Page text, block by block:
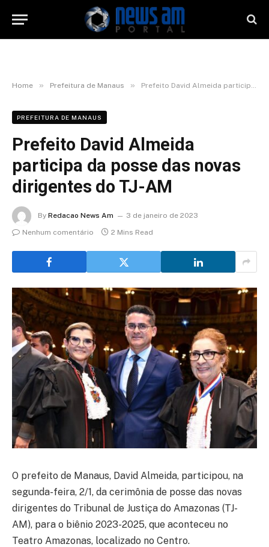
Home » Prefeitura de Manaus » Prefeito David Almeida participa da posse das novas dirigentes do TJ-AM
PREFEITURA DE MANAUS
Prefeito David Almeida
participa da posse das novas
dirigentes do TJ-AM
By Redacao News Am
3 de janeiro de 2023
Nenhum comentário
2 Mins Read
O prefeito de Manaus, David Almeida, participou, na
segunda-feira, 2/1, da cerimônia de posse das novas
dirigentes do Tribunal de Justiça do Amazonas (TJ-
AM), para o biênio 2023-2025, que aconteceu no
Teatro Amazonas, localizado no Centro.